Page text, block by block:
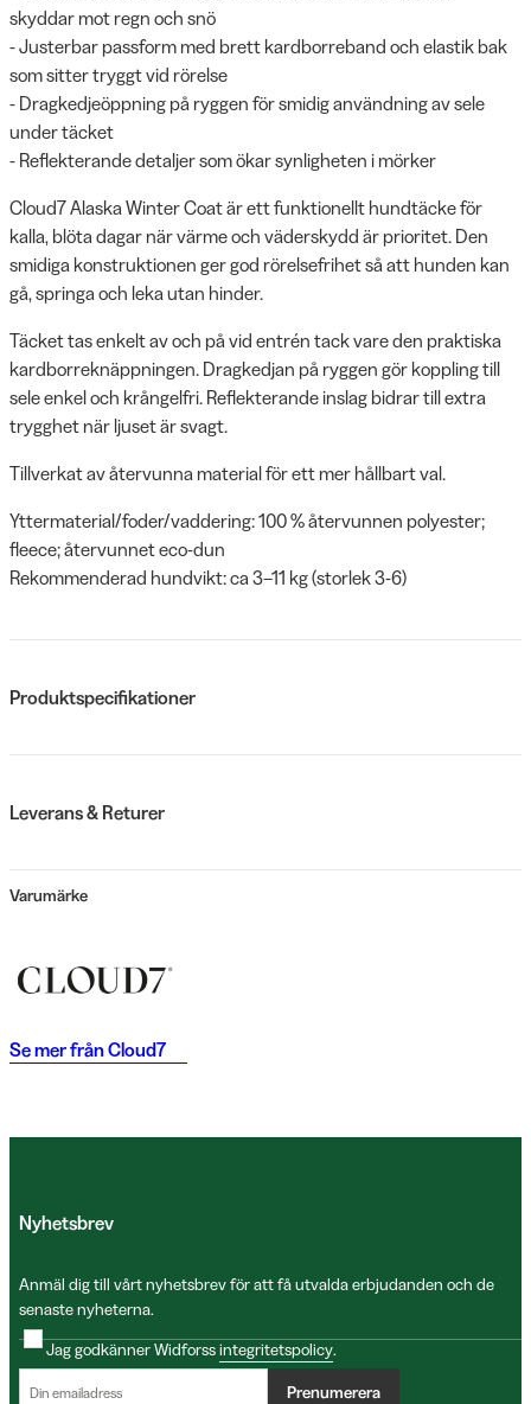
skyddar mot regn och snö
- Justerbar passform med brett kardborreband och elastik bak
som sitter tryggt vid rörelse
- Dragkedjeöppning på ryggen för smidig användning av sele
under täcket
- Reflekterande detaljer som ökar synligheten i mörker
Cloud7 Alaska Winter Coat är ett funktionellt hundtäcke för
kalla, blöta dagar när värme och väderskydd är prioritet. Den
smidiga konstruktionen ger god rörelsefrihet så att hunden kan
gå, springa och leka utan hinder.
Täcket tas enkelt av och på vid entrén tack vare den praktiska
kardborreknäppningen. Dragkedjan på ryggen gör koppling till
sele enkel och krångelfri. Reflekterande inslag bidrar till extra
trygghet när ljuset är svagt.
Tillverkat av återvunna material för ett mer hållbart val.
Yttermaterial/foder/vaddering: 100 % återvunnen polyester;
fleece; återvunnet eco-dun
Rekommenderad hundvikt: ca 3–11 kg (storlek 3-6)
Produktspecifikationer
Leverans & Returer
Varumärke
Se mer frånCloud7
Nyhetsbrev
Anmäl dig till vårt nyhetsbrev för att få utvalda erbjudanden och de
senaste nyheterna.
Jag godkänner Widforssintegritetspolicy.
Prenumerera